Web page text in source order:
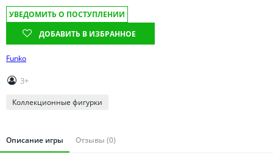
Тверская область
Томская область
Тюменская область
Удмуртия
Ульяновская область
УВЕДОМИТЬ О ПОСТУПЛЕНИИ
ДОБАВИТЬ В ИЗБРАННОЕ
Funko
3+
Коллекционные фигурки
Описание игры Отзывы (0)